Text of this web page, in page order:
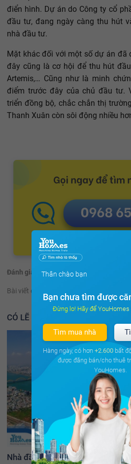
điển hình. Dự án do Công ty cổ
đầu tư, đang ngày càng thu hút
nhà đầu tư.
Mặt khác đối với một số dự án đã
đây cũng là cơ hội để thu hút
Artemis,… Cũng như là minh
điểm trước đây của chủ đầu tư.
triển đồng bộ, chắc chắn thị
Thanh Xuân còn sôi động nhiều
Đánh giá: (92 đánh giá)
Bài viết có hữu ích không?
CÓ LẼ BẠN NÊN ĐỌC THÊM
Nhà đầu tư đã chấp nhận xuống
Thân chào bạn
Bạn chưa tìm được
Đừng lo! Hãy để YouHomes
Tìm mua nhà
Hàng ngày, có hơn +2.600bất
được đăng bán/cho thuê
YouHomes.